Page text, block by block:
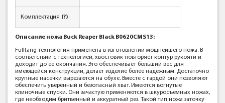
Комплектация (?):
Описание ножа Buck Reaper Black B0620CMS13:
Fulltang технология применена в изготовлении мощнейшего ножа. В
соответствии с технологией, хвостовик повторяет контур рукояти и
доходит до ее окончания. Это обеспечивает больший вес для
имеющейся конструкции, делает изделие более надежным. Достаточно
крупные насечки вырезаются на обухе. Вместе с гардой они позволяют
обеспечить уверенный и безопасный хват. Имеются вогнутые
клиночные спуски. Они зачастую применяются в шкуросъемных ножах,
где необходим бритвенный и аккуратный рез. Такой тип ножа заточку